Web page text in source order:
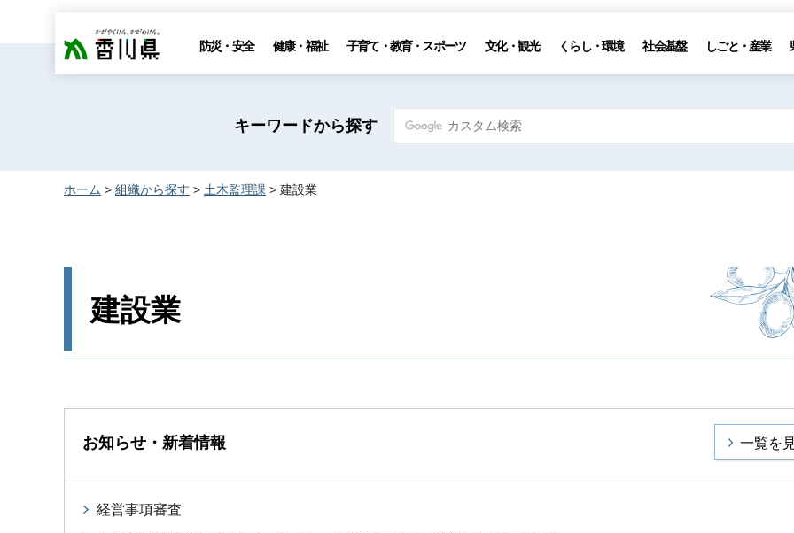
香川県 防災・安全 健康・福祉 子育て・教育・スポーツ 文化・観光 くらし・環境 社会基盤 しごと・産業
キーワードから探す
ホーム > 組織から探す > 土木監理課 > 建設業
建設業
お知らせ・新着情報 一覧を
経営事項審査